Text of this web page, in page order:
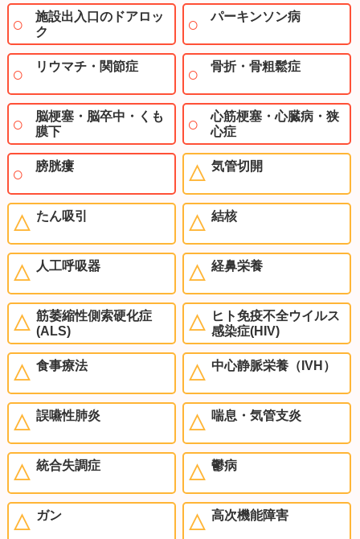
施設出入口のドアロッ
ク
パーキンソン病
リウマチ・関節症 骨折・骨粗鬆症
脳梗塞・脳卒中・くも
膜下
心筋梗塞・心臓病・狭
心症
膀胱瘻 気管切開
たん吸引 結核
人工呼吸器 経鼻栄養
筋萎縮性側索硬化症
(ALS)
ヒト免疫不全ウイルス
感染症(HIV)
食事療法 中心静脈栄養（IVH）
誤嚥性肺炎 喘息・気管支炎
統合失調症 鬱病
ガン 高次機能障害